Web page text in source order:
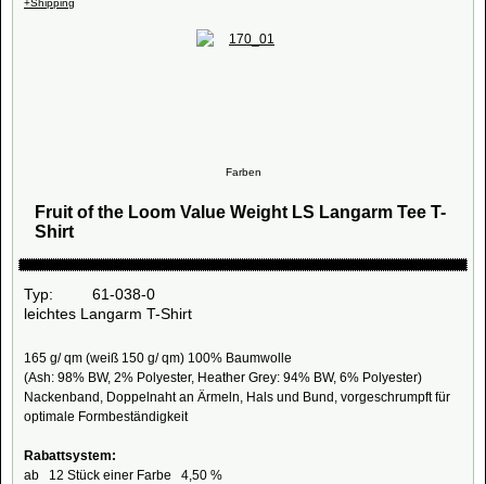
+Shipping
Farben
Fruit of the Loom Value Weight LS Langarm Tee T-
Shirt
Typ: 61-038-0
leichtes Langarm T-Shirt
165 g/ qm (weiß 150 g/ qm) 100% Baumwolle
(Ash: 98% BW, 2% Polyester, Heather Grey: 94% BW, 6% Polyester)
Nackenband, Doppelnaht an Ärmeln, Hals und Bund, vorgeschrumpft für
optimale Formbeständigkeit
Rabattsystem:
ab 12 Stück einer Farbe 4,50 %